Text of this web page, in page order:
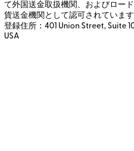
て外国送金取扱機関、およびロー
貨送金機関として認可されていま
登録住所：401 Union Street, Suite
USA